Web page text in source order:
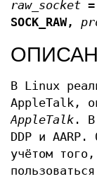
raw_socket
SOCK_RAW,
В Linux
AppleTalk,
AppleTalk . В
DDP и AARP.
учётом